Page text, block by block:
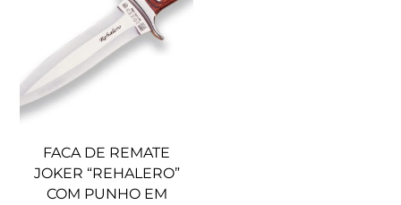
FACA DE REMATE
JOKER “REHALERO”
COM PUNHO EM